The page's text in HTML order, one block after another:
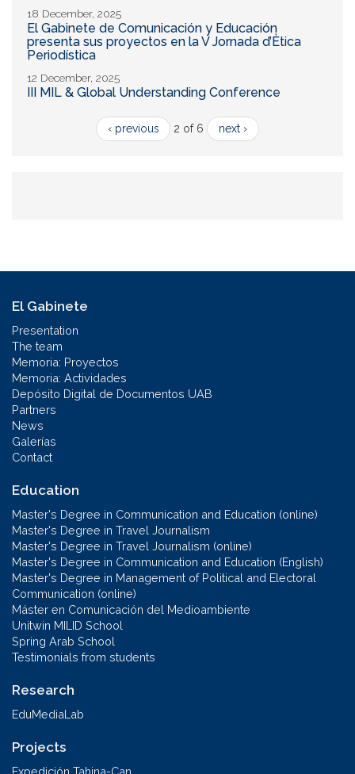
18 December, 2025
El Gabinete de Comunicación y Educación
presenta sus proyectos en la V Jornada d’Ètica
Periodística
12 December, 2025
III MIL & Global Understanding Conference
‹ previous 2 of 6 next ›
El Gabinete
Presentation
The team
Memoria: Proyectos
Memoria: Actividades
Depósito Digital de Documentos UAB
Partners
News
Galerías
Contact
Education
Master's Degree in Communication and Education (online)
Master's Degree in Travel Journalism
Master's Degree in Travel Journalism (online)
Master's Degree in Communication and Education (English)
Master's Degree in Management of Political and Electoral
Communication (online)
Máster en Comunicación del Medioambiente
Unitwin MILID School
Spring Arab School
Testimonials from students
Research
EduMediaLab
Projects
Expedición Tahina-Can